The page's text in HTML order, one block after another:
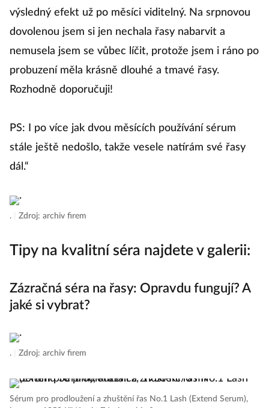
výsledný efekt už po měsíci viditelný. Na srpnovou
dovolenou jsem si jen nechala řasy nabarvit a
nemusela jsem se vůbec líčit, protože jsem i ráno po
probuzení měla krásně dlouhé a tmavé řasy.
Rozhodně doporučuji!
PS: I po více jak dvou měsících používání sérum
stále ještě nedošlo, takže vesele natírám své řasy
dál.“
. Zdroj: archiv firem
Tipy na kvalitní séra najdete v galerii:
Zázračná séra na řasy: Opravdu fungují? A
jaké si vybrat?
. Zdroj: archiv firem
Sérum pro prodloužení a zhuštění řas No.1 Lash (Extend Serum),